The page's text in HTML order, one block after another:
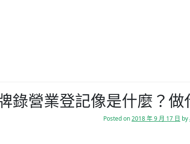
錄營業登記像是什麼？
Posted on2018 年 9 月 17 日 by